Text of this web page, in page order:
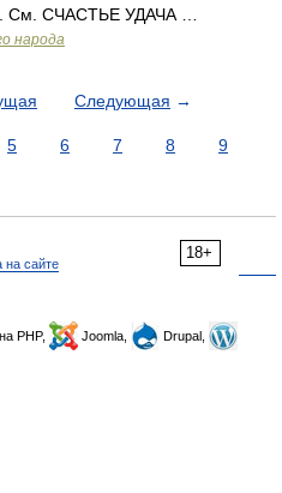
См. СЧАСТЬЕ УДАЧА …
народа
Следующая →
5 6 7 8
9
18+
на сайте
PHP, Joomla,
Drupal,